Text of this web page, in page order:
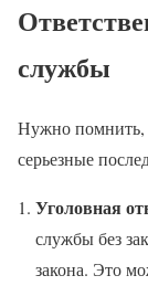
службы
Нужно помнить,
серьезные
Уголовная
службы без
закона. Это